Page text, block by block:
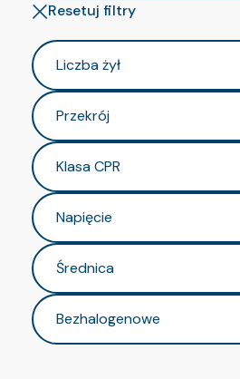
Resetuj filtry
Liczba żył
Przekrój
Klasa CPR
Napięcie
Średnica
Bezhalogenowe